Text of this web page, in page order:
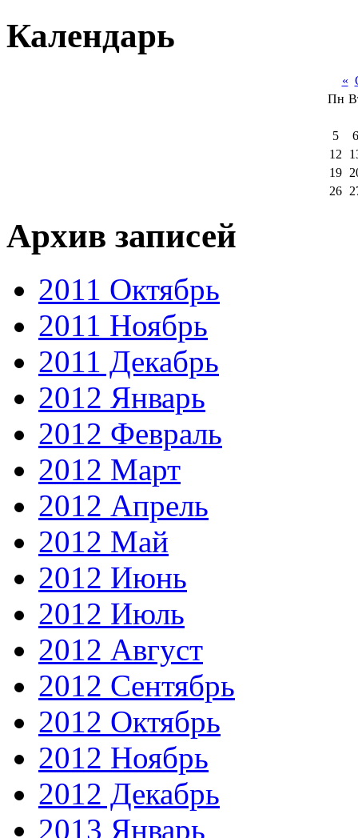
Календарь
«
Пн
5
6
12
19
26
Архив записей
2011 Октябрь
2011 Ноябрь
2011 Декабрь
2012 Январь
2012 Февраль
2012 Март
2012 Апрель
2012 Май
2012 Июнь
2012 Июль
2012 Август
2012 Сентябрь
2012 Октябрь
2012 Ноябрь
2012 Декабрь
2013 Январь